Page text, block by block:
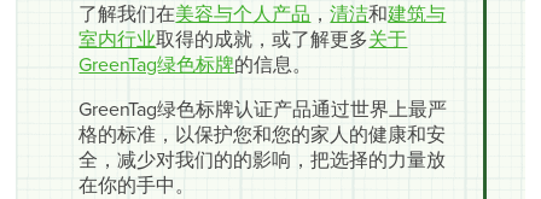
了解我们在美容与个人产品 ，清洁和建筑与
室内行业取得的成就，或了解更多关于
GreenTag绿色标牌的信息。
GreenTag绿色标牌认证产品通过世界上最严
格的标准，以保护您和您的家人的健康和安
全，减少对我们的的影响，把选择的力量放
在你的手中。